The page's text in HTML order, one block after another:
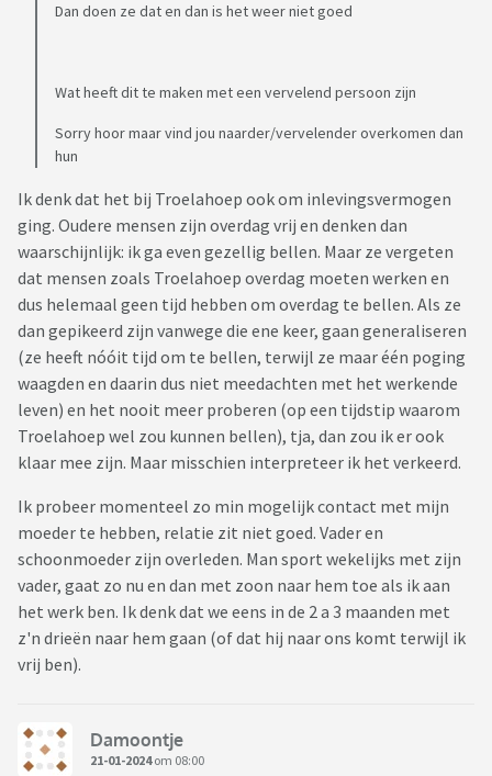
Dan doen ze dat en dan is het weer niet goed
Wat heeft dit te maken met een vervelend persoon zijn
Sorry hoor maar vind jou naarder/vervelender overkomen dan
hun
Ik denk dat het bij Troelahoep ook om inlevingsvermogen
ging. Oudere mensen zijn overdag vrij en denken dan
waarschijnlijk: ik ga even gezellig bellen. Maar ze vergeten
dat mensen zoals Troelahoep overdag moeten werken en
dus helemaal geen tijd hebben om overdag te bellen. Als ze
dan gepikeerd zijn vanwege die ene keer, gaan generaliseren
(ze heeft nóóit tijd om te bellen, terwijl ze maar één poging
waagden en daarin dus niet meedachten met het werkende
leven) en het nooit meer proberen (op een tijdstip waarom
Troelahoep wel zou kunnen bellen), tja, dan zou ik er ook
klaar mee zijn. Maar misschien interpreteer ik het verkeerd.
Ik probeer momenteel zo min mogelijk contact met mijn
moeder te hebben, relatie zit niet goed. Vader en
schoonmoeder zijn overleden. Man sport wekelijks met zijn
vader, gaat zo nu en dan met zoon naar hem toe als ik aan
het werk ben. Ik denk dat we eens in de 2 a 3 maanden met
z'n drieën naar hem gaan (of dat hij naar ons komt terwijl ik
vrij ben).
Damoontje
21-01-2024om 08:00